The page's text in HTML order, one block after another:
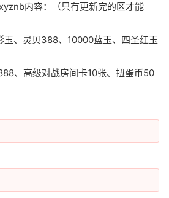
内容：（只有更新完的区才能
玉、灵贝388、10000蓝玉、四圣红玉
、高级对战房间卡10张、扭蛋币50